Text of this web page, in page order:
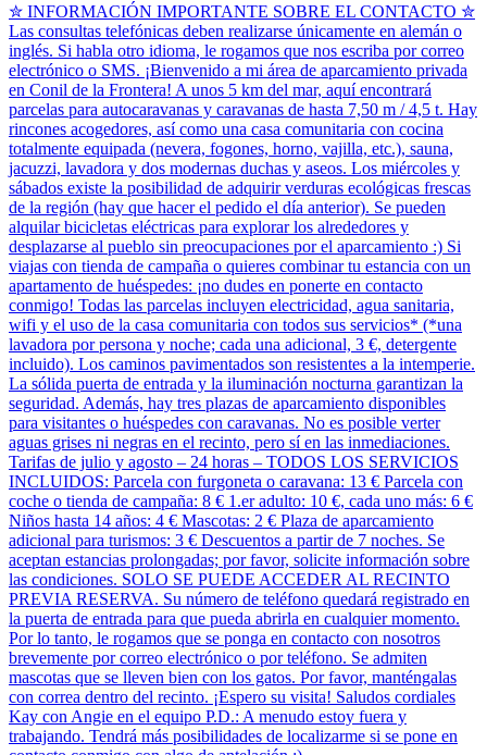
✮ INFORMACIÓN IMPORTANTE SOBRE EL CONTACTO ✮
Las consultas telefónicas deben realizarse únicamente en alemán o
inglés. Si habla otro idioma, le rogamos que nos escriba por correo
electrónico o SMS. ¡Bienvenido a mi área de aparcamiento privada
en Conil de la Frontera! A unos 5 km del mar, aquí encontrará
parcelas para autocaravanas y caravanas de hasta 7,50 m / 4,5 t. Hay
rincones acogedores, así como una casa comunitaria con cocina
totalmente equipada (nevera, fogones, horno, vajilla, etc.), sauna,
jacuzzi, lavadora y dos modernas duchas y aseos. Los miércoles y
sábados existe la posibilidad de adquirir verduras ecológicas frescas
de la región (hay que hacer el pedido el día anterior). Se pueden
alquilar bicicletas eléctricas para explorar los alrededores y
desplazarse al pueblo sin preocupaciones por el aparcamiento :) Si
viajas con tienda de campaña o quieres combinar tu estancia con un
apartamento de huéspedes: ¡no dudes en ponerte en contacto
conmigo! Todas las parcelas incluyen electricidad, agua sanitaria,
wifi y el uso de la casa comunitaria con todos sus servicios* (*una
lavadora por persona y noche; cada una adicional, 3 €, detergente
incluido). Los caminos pavimentados son resistentes a la intemperie.
La sólida puerta de entrada y la iluminación nocturna garantizan la
seguridad. Además, hay tres plazas de aparcamiento disponibles
para visitantes o huéspedes con caravanas. No es posible verter
aguas grises ni negras en el recinto, pero sí en las inmediaciones.
Tarifas de julio y agosto – 24 horas – TODOS LOS SERVICIOS
INCLUIDOS: Parcela con furgoneta o caravana: 13 € Parcela con
coche o tienda de campaña: 8 € 1.er adulto: 10 €, cada uno más: 6 €
Niños hasta 14 años: 4 € Mascotas: 2 € Plaza de aparcamiento
adicional para turismos: 3 € Descuentos a partir de 7 noches. Se
aceptan estancias prolongadas; por favor, solicite información sobre
las condiciones. SOLO SE PUEDE ACCEDER AL RECINTO
PREVIA RESERVA. Su número de teléfono quedará registrado en
la puerta de entrada para que pueda abrirla en cualquier momento.
Por lo tanto, le rogamos que se ponga en contacto con nosotros
brevemente por correo electrónico o por teléfono. Se admiten
mascotas que se lleven bien con los gatos. Por favor, manténgalas
con correa dentro del recinto. ¡Espero su visita! Saludos cordiales
Kay con Angie en el equipo P.D.: A menudo estoy fuera y
trabajando. Tendrá más posibilidades de localizarme si se pone en